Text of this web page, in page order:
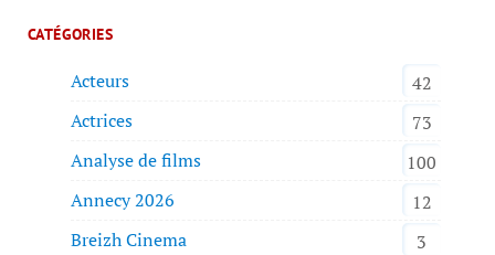
CATÉGORIES
Acteurs
42
Actrices
73
Analyse de films
100
Annecy 2026
12
Breizh Cinema
3